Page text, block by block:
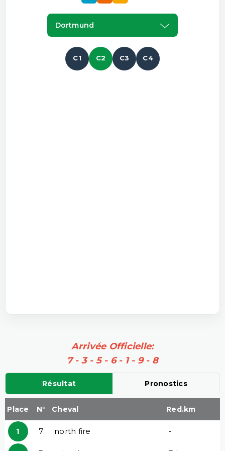
Dortmund
C1 C2 C3 C4
Arrivée Officielle:
7 - 3 - 5 - 6 - 1 - 9 - 8
Résultat Pronostics
Place N° Cheval Red.km
1 7 north fire -